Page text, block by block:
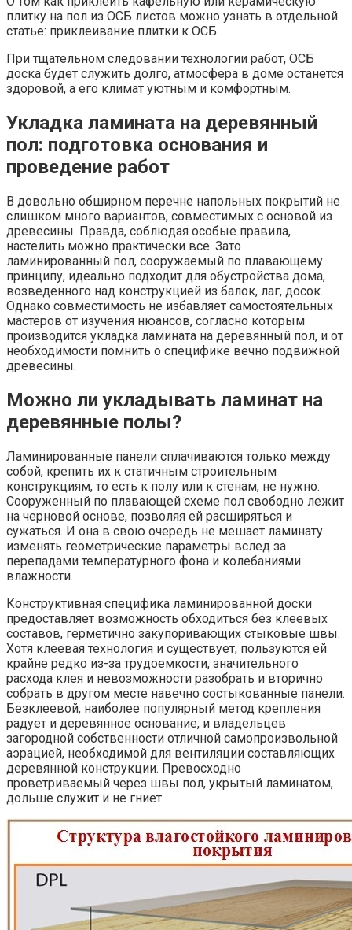
плитку на пол из ОСБ листов можно узнать в отдельной
статье: приклеивание плитки к ОСБ.
При тщательном следовании технологии работ, ОСБ
доска будет служить долго, атмосфера в доме останется
здоровой, а его климат уютным и комфортным.
Укладка ламината на деревянный
пол: подготовка основания и
проведение работ
В довольно обширном перечне напольных покрытий не
слишком много вариантов, совместимых с основой из
древесины. Правда, соблюдая особые правила,
настелить можно практически все. Зато
ламинированный пол, сооружаемый по плавающему
принципу, идеально подходит для обустройства дома,
возведенного над конструкцией из балок, лаг, досок.
Однако совместимость не избавляет самостоятельных
мастеров от изучения нюансов, согласно которым
производится укладка ламината на деревянный пол, и от
необходимости помнить о специфике вечно подвижной
древесины.
Можно ли укладывать ламинат на
деревянные полы?
Ламинированные панели сплачиваются только между
собой, крепить их к статичным строительным
конструкциям, то есть к полу или к стенам, не нужно.
Сооруженный по плавающей схеме пол свободно лежит
на черновой основе, позволяя ей расширяться и
сужаться. И она в свою очередь не мешает ламинату
изменять геометрические параметры вслед за
перепадами температурного фона и колебаниями
влажности.
Конструктивная специфика ламинированной доски
предоставляет возможность обходиться без клеевых
составов, герметично закупоривающих стыковые швы.
Хотя клеевая технология и существует, пользуются ей
крайне редко из-за трудоемкости, значительного
расхода клея и невозможности разобрать и вторично
собрать в другом месте навечно состыкованные панели.
Безклеевой, наиболее популярный метод крепления
радует и деревянное основание, и владельцев
загородной собственности отличной самопроизвольной
аэрацией, необходимой для вентиляции составляющих
деревянной конструкции. Превосходно
проветриваемый через швы пол, укрытый ламинатом,
дольше служит и не гниет.